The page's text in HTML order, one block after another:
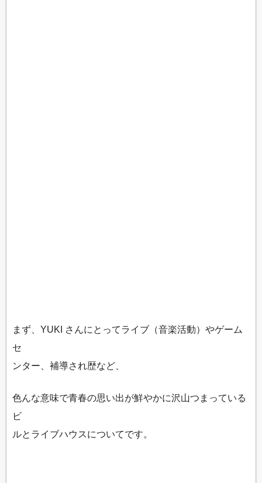
まず、YUKI さんにとってライブ（音楽活動）やゲーム
セ
ンター、補導され歴など、
色んな意味で青春の思い出が鮮やかに沢山つまっている
ビ
ルとライブハウスについてです。